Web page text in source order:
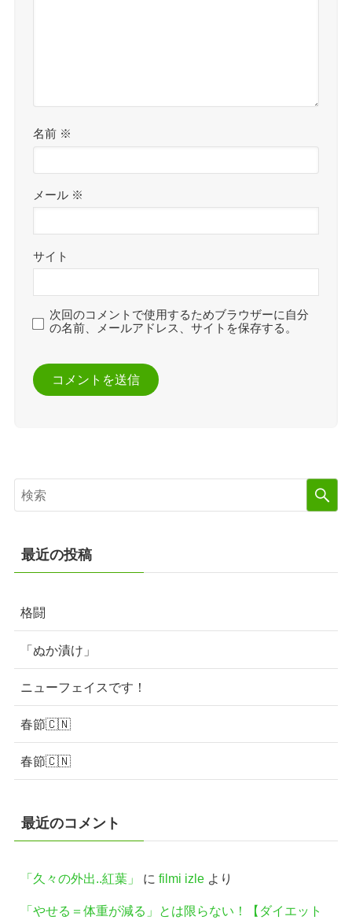
名前 ※
メール ※
サイト
次回のコメントで使用するためブラウザーに自分
の名前、メールアドレス、サイトを保存する。
最近の投稿
格闘
「ぬか漬け」
ニューフェイスです！
春節🇨🇳
春節🇨🇳
最近のコメント
「久々の外出..紅葉」 に filmi izleより
「やせる＝体重が減る」とは限らない！【ダイエット